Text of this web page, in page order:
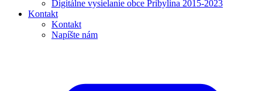
Digitálne vysielanie obce Pribylina 2015-2023
Kontakt
Kontakt
Napíšte nám